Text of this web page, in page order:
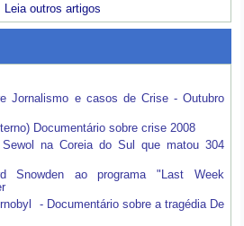
Leia outros artigos
Jornalismo e casos de Crise - Outubro
Documentário sobre crise 2008
na Coreia do Sul que matou 304
Snowden ao programa "Last Week
- Documentário sobre a tragédia De